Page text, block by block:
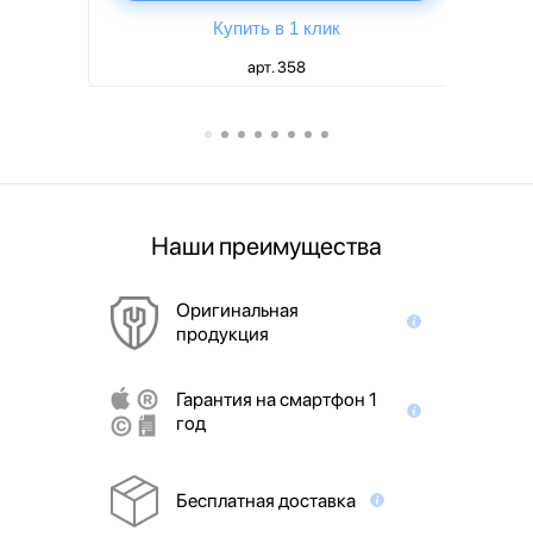
Купить в 1 клик
арт. 358
Наши преимущества
Оригинальная
продукция
Гарантия на смартфон 1
год
Бесплатная доставка